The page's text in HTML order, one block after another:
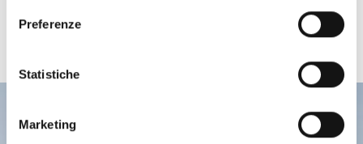
Preferenze
Statistiche
Marketing